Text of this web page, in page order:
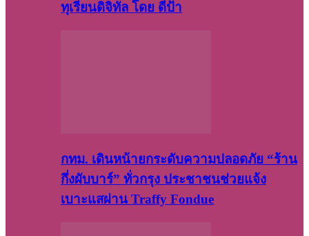
ทุเรียนดิจิทัล โดย ดีป้า
กทม. เดินหน้ายกระดับความปลอดภัย “ร้าน
กึ่งผับบาร์” ทั่วกรุง ประชาชนช่วยแจ้ง
เบาะแสผ่าน Traffy Fondue